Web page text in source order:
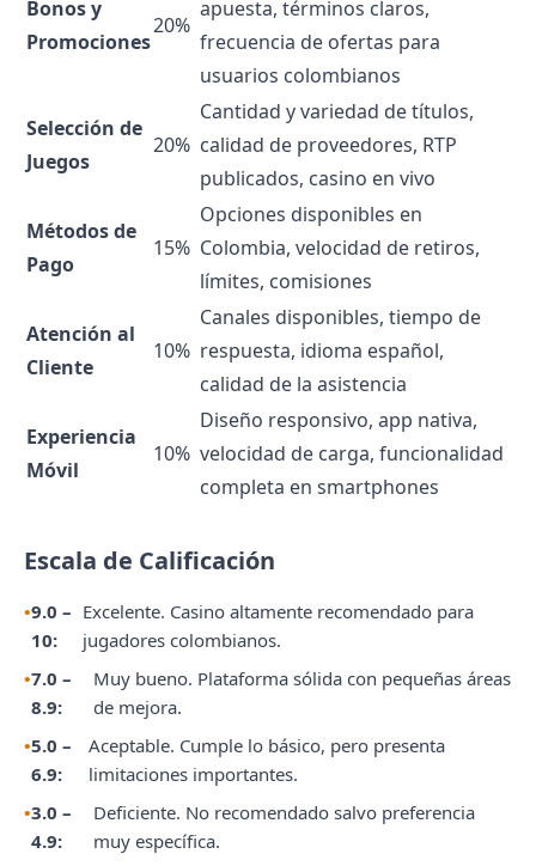
Bonos y
Promociones
20%
apuesta, términos claros,
frecuencia de ofertas para
usuarios colombianos
Selección de
Juegos
20%
Cantidad y variedad de títulos,
calidad de proveedores, RTP
publicados, casino en vivo
Métodos de
Pago
15%
Opciones disponibles en
Colombia, velocidad de retiros,
límites, comisiones
Atención al
Cliente
10%
Canales disponibles, tiempo de
respuesta, idioma español,
calidad de la asistencia
Experiencia
Móvil
10%
Diseño responsivo, app nativa,
velocidad de carga, funcionalidad
completa en smartphones
Escala de Calificación
9.0 –
10:
Excelente. Casino altamente recomendado para
jugadores colombianos.
7.0 –
8.9:
Muy bueno. Plataforma sólida con pequeñas áreas
de mejora.
5.0 –
6.9:
Aceptable. Cumple lo básico, pero presenta
limitaciones importantes.
3.0 –
4.9:
Deficiente. No recomendado salvo preferencia
muy específica.